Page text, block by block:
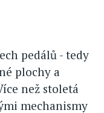
pedálů - tedy
plochy a
než stoletá
mechanismy